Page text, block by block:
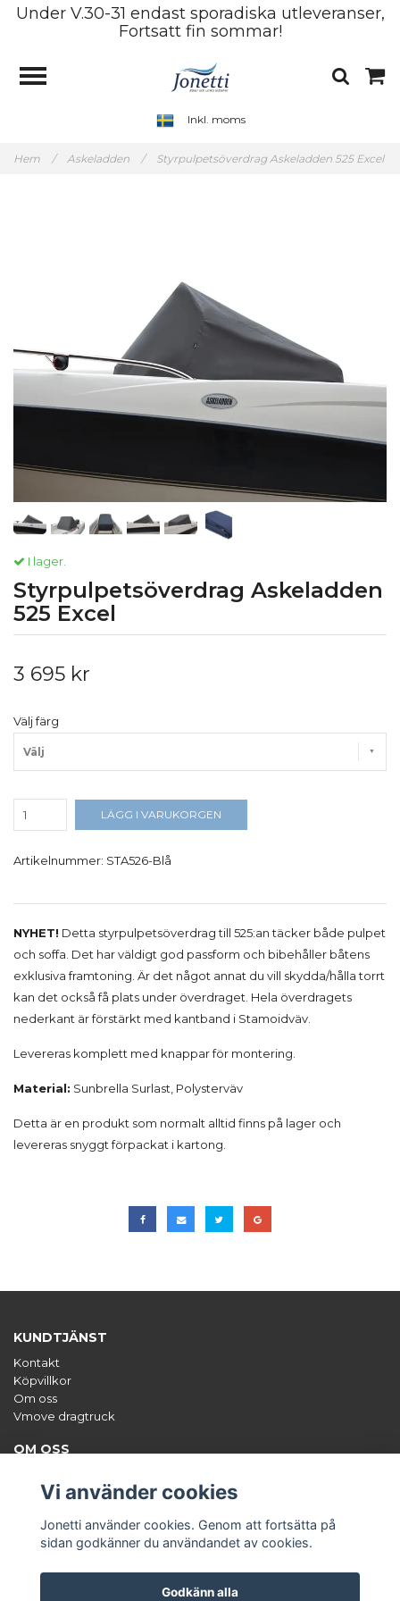
Under V.30-31 endast sporadiska utleveranser,
Fortsatt fin sommar!
Inkl. moms
Hem / Askeladden / Styrpulpetsöverdrag Askeladden 525 Excel
I lager.
Styrpulpetsöverdrag Askeladden
525 Excel
3 695 kr
Välj färg
Välj
LÄGG I VARUKORGEN
Artikelnummer: STA526-Blå
NYHET! Detta styrpulpetsöverdrag till 525:an täcker både pulpet
och soffa. Det har väldigt god passform och bibehåller båtens
exklusiva framtoning. Är det något annat du vill skydda/hålla torrt
kan det också få plats under överdraget. Hela överdragets
nederkant är förstärkt med kantband i Stamoidväv.
Levereras komplett med knappar för montering.
Material: Sunbrella Surlast, Polysterväv
Detta är en produkt som normalt alltid finns på lager och
levereras snyggt förpackat i kartong.
KUNDTJÄNST
Kontakt
Köpvillkor
Om oss
Vmove dragtruck
OM OSS
styrpulpetsöverdrag och dekalsatser. Org.nr: 556671-0470
Prenumerera
Vi använder cookies
Jonetti använder cookies. Genom att fortsätta på
sidan godkänner du användandet av cookies.
Godkänn alla